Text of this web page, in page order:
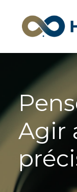
Accueil
Qui
FAQ
Contact
Agir